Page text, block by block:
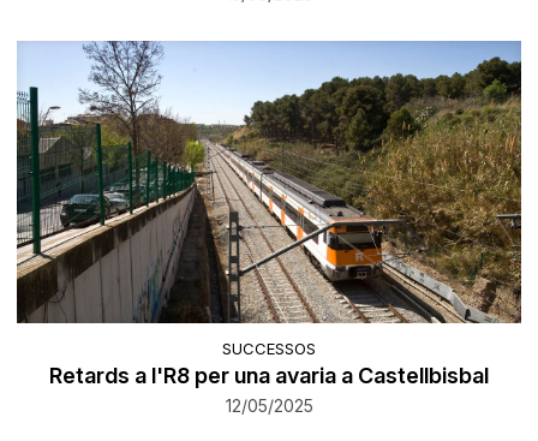
SUCCESSOS
Retards a l'R8 per una avaria a Castellbisbal
12/05/2025